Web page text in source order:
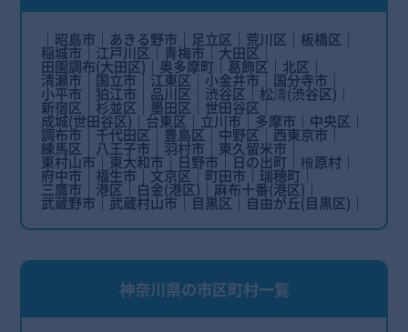
昭島市 あきる野市 足立区 荒川区 板橋区
稲城市 江戸川区 青梅市 大田区
田園調布(大田区) 奥多摩町 葛飾区 北区
清瀬市 国立市 江東区 小金井市 国分寺市
小平市 狛江市 品川区 渋谷区 松濤(渋谷区)
新宿区 杉並区 墨田区 世田谷区
成城(世田谷区) 台東区 立川市 多摩市 中央区
調布市 千代田区 豊島区 中野区 西東京市
練馬区 八王子市 羽村市 東久留米市
東村山市 東大和市 日野市 日の出町 檜原村
府中市 福生市 文京区 町田市 瑞穂町
三鷹市 港区 白金(港区) 麻布十番(港区)
武蔵野市 武蔵村山市 目黒区 自由が丘(目黒区)
神奈川県の市区町村一覧